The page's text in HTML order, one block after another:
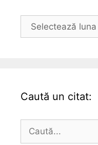
Arhiva
Caută un citat:
Caută